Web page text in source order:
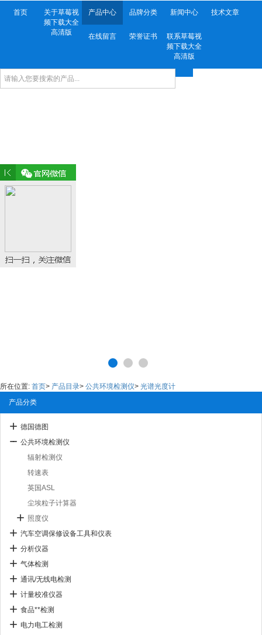
首页
关于草莓视
频下载大全
高清版
产品中心 品牌分类 新闻中心 技术文章
在线留言 荣誉证书
联系草莓视
频下载大全
高清版
所在位置: 首页> 产品目录> 公共环境检测仪> 光谱光度计
产品分类
德国德图
公共环境检测仪
辐射检测仪
转速表
英国ASL
尘埃粒子计算器
照度仪
汽车空调保修设备工具和仪表
分析仪器
气体检测
通讯/无线电检测
计量校准仪器
食品**检测
电力电工检测